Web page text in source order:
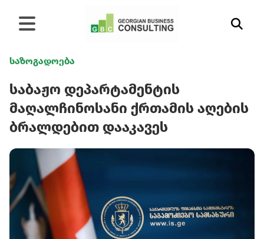
საზოგადოება
საბაჟო დეპარტამენტის
მაღალჩინოსანი ქრთამის აღების
ბრალდებით დააკავეს